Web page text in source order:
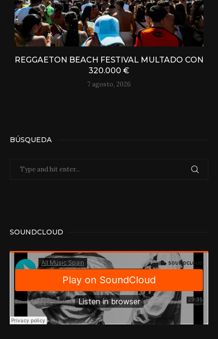
REGGAETON BEACH FESTIVAL MULTADO CON
320.000 €
7 agosto, 2026
BÚSQUEDA
SOUNDCLOUD